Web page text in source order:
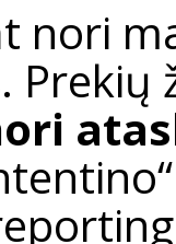
nori